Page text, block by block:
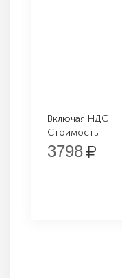
Включая НДС
Стоимость:
3798